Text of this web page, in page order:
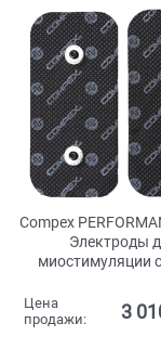
Compex
Электроды
миостимуляции
Цена
продажи:
3